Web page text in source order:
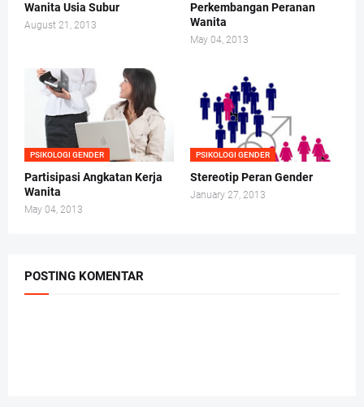
Wanita Usia Subur
August 21, 2013
Perkembangan Peranan
Wanita
May 04, 2013
PSIKOLOGI GENDER
Partisipasi Angkatan Kerja
Wanita
May 04, 2013
PSIKOLOGI GENDER
Stereotip Peran Gender
January 27, 2013
POSTING KOMENTAR